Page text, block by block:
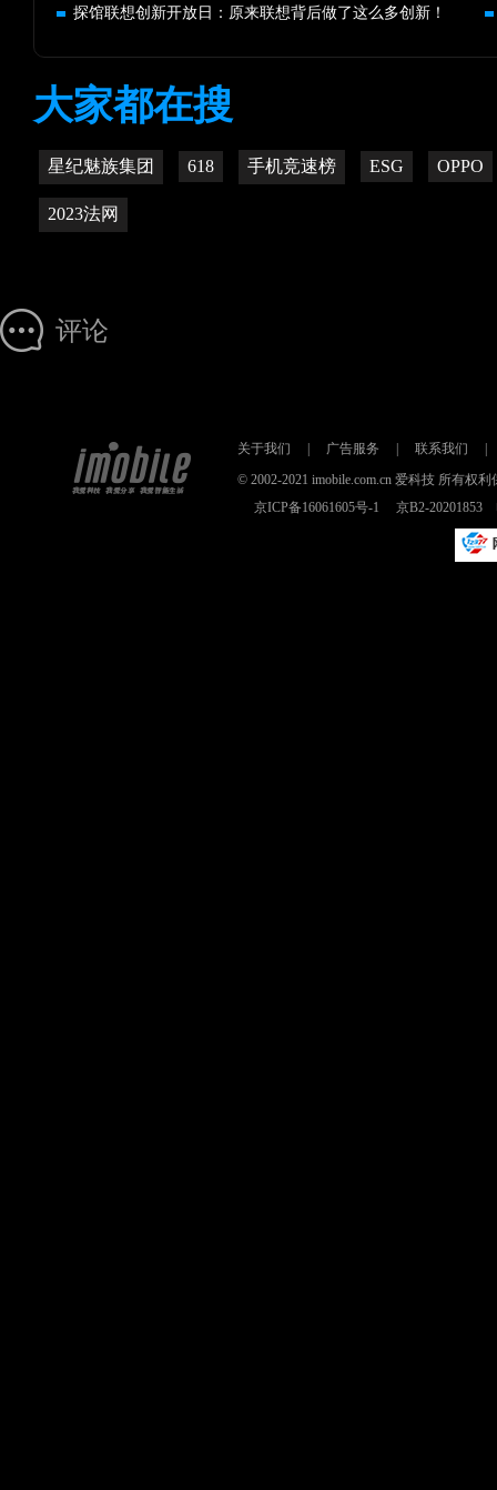
探馆联想创新开放日：原来联想背后做了这么多创新！
大家都在搜
星纪魅族集团 618 手机竞速榜 ESG OPPO
2023法网
评论
关于我们 广告服务 联系我们
© 2002-2021 imobile.com.cn 爱科技 所有权
京ICP备16061605号-1
京B2-20201853